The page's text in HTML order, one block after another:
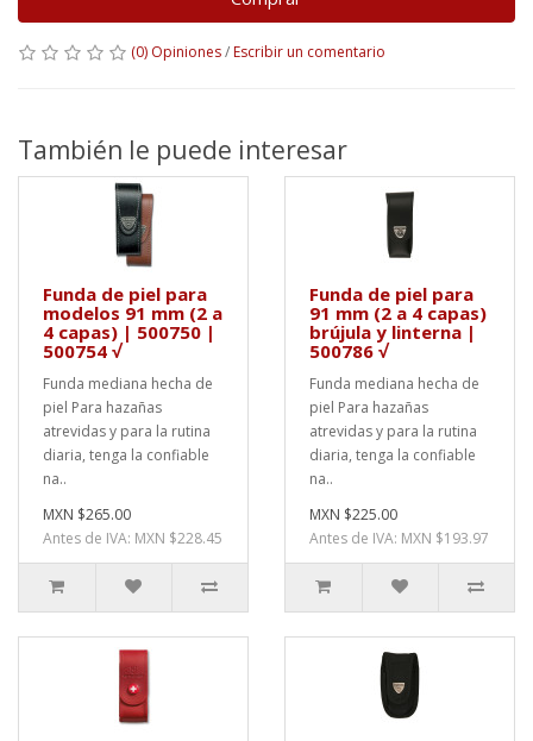
(0) Opiniones/ Escribir un comentario
También le puede interesar
Funda de piel para
modelos 91 mm (2 a
4 capas) | 500750 |
500754 √
Funda mediana hecha de
piel Para hazañas
atrevidas y para la rutina
diaria, tenga la confiable
na..
MXN $265.00
Antes de IVA: MXN $228.45
Funda de piel para
91 mm (2 a 4 capas)
brújula y linterna |
500786 √
Funda mediana hecha de
piel Para hazañas
atrevidas y para la rutina
diaria, tenga la confiable
na..
MXN $225.00
Antes de IVA: MXN $193.97